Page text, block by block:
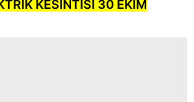
KESİNTİSİ 30 EKİM